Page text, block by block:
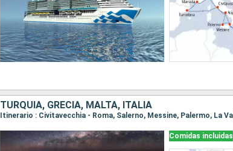
TURQUÍA, GRECIA, MALTA, ITALIA
Comidas incluidas